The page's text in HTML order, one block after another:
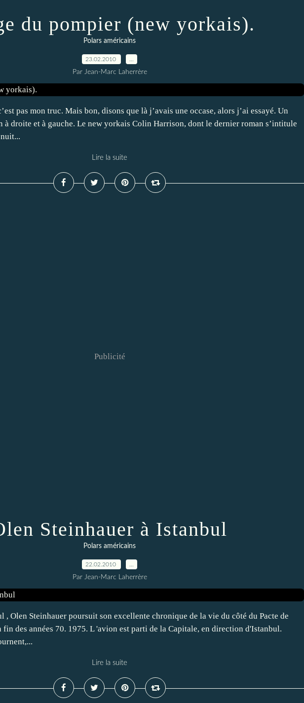
du pompier (new yorkais).
Polars américains
23.02.2010
Par Jean-Marc Laherrère
pas mon truc. Mais bon, disons que là j’avais une occase, alors j’ai essayé. Un
à droite et à gauche. Le new yorkais Colin Harrison, dont le dernier roman s’intitule
Lire la suite
Publicité
Steinhauer à Istanbul
Polars américains
22.02.2010
Par Jean-Marc Laherrère
, Olen Steinhauer poursuit son excellente chronique de la vie du côté du Pacte de
fin des années 70. 1975. L 'avion est parti de la Capitale, en direction d'Istanbul.
Lire la suite